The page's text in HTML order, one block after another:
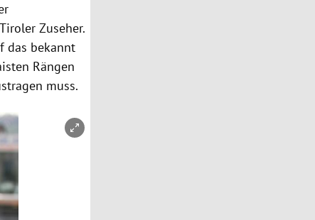
Zuseher.
das bekannt
Rängen
muss.